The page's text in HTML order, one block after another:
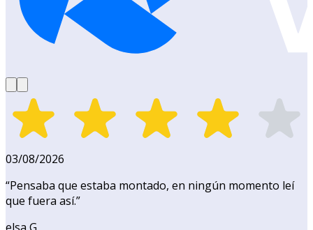
03/08/2026
“Pensaba que estaba montado, en ningún momento leí
que fuera así.”